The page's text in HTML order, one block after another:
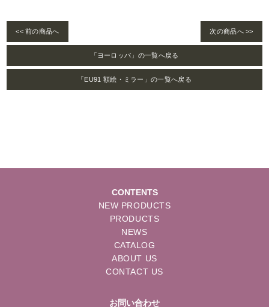
<< 前の商品へ 次の商品へ >>
「ヨーロッパ」の一覧へ戻る
「EU91 額絵・ミラー」の一覧へ戻る
CONTENTS
NEW PRODUCTS
PRODUCTS
NEWS
CATALOG
ABOUT US
CONTACT US
お問い合わせ